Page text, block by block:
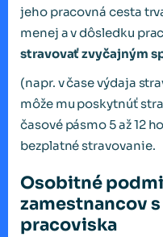
jeho pracovná cesta
menej a v dôsledku
stravovať zvyčajným
(napr. v čase výdaja
môže mu poskytnúť
časové pásmo 5 až 12
bezplatné stravovanie.
Osobitné
zamestnancov
pracoviska